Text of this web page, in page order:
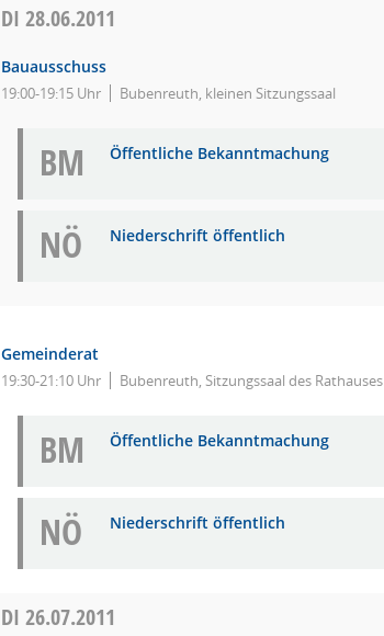
DI 28.06.2011
Bauausschuss
19:00-19:15 Uhr Bubenreuth, kleinen Sitzungssaal
BM Öffentliche Bekanntmachung
NÖ Niederschrift öffentlich
Gemeinderat
19:30-21:10 Uhr Bubenreuth, Sitzungssaal des Rathauses
BM Öffentliche Bekanntmachung
NÖ Niederschrift öffentlich
DI 26.07.2011